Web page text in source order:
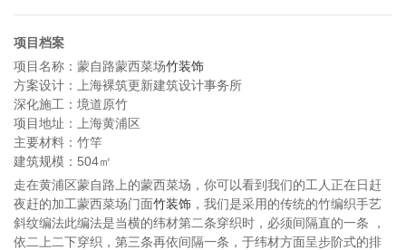
项目档案
项目名称：蒙自路蒙西菜场竹装饰
方案设计：上海裸筑更新建筑设计事务所
深化施工：境道原竹
项目地址：上海黄浦区
主要材料：竹竿
建筑规模：504㎡
走在黄浦区蒙自路上的蒙西菜场，你可以看到我们的工人正在日赶
夜赶的加工蒙西菜场门面竹装饰 ，我们是采用的传统的竹编织手艺
斜纹编法此编法是当横的纬材第二条穿织时，必须间隔直的一条 ，
依二上二下穿织，第三条再依间隔一条，于纬材方面呈步阶式的排